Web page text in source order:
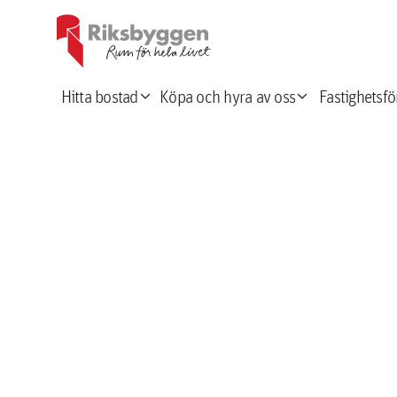
Hitta bostadexpand_more Köpa och hyra av ossexpand_more